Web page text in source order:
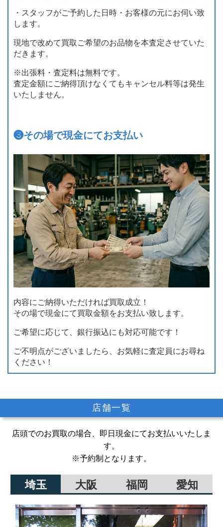
・スタッフがご予約した日時・お客様の元にお伺い致
します。
現地で改めて買取ご希望のお品物を本査定させていた
だきます。
※出張料・査定料は無料です。
査定金額にご納得頂けなくてもキャンセル料等は発生
いたしません。
❸その場で現金にてお支払い
内容にご納得いただければ買取成立！
その場で現金にて買取金額をお支払い致します。
ご希望に応じて、銀行振込にも対応可能です！
ご不明点がございましたら、お気軽に査定員にお尋ね
ください！
店舗一覧
店頭でのお買取の場合、即日現金にてお支払いいたしま
す。
※予約制となります。
埼玉 大阪 福岡 愛知